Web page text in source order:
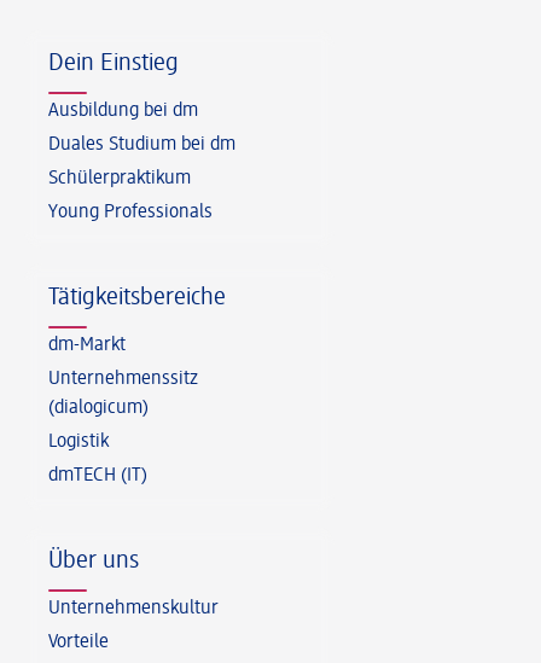
Dein Einstieg
Ausbildung bei dm
Duales Studium bei dm
Schülerpraktikum
Young Professionals
Tätigkeitsbereiche
dm-Markt
Unternehmenssitz
(dialogicum)
Logistik
dmTECH (IT)
Über uns
Unternehmenskultur
Vorteile